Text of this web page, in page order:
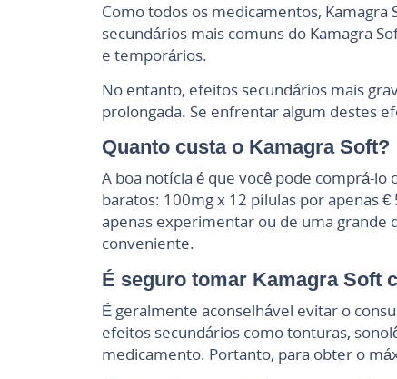
Como todos os medicamentos,
secundários mais comuns do Kamagra
e temporários.
No entanto, efeitos secundários mais
prolongada. Se enfrentar algum destes
Quanto custa o Kamagra Soft?
A boa notícia é que você pode comprá-
baratos: 100mg x 12 pílulas por apenas
apenas experimentar ou de uma grande
conveniente.
É seguro tomar Kamagra Soft
É geralmente aconselhável evitar o
efeitos secundários como tonturas,
medicamento. Portanto, para obter o